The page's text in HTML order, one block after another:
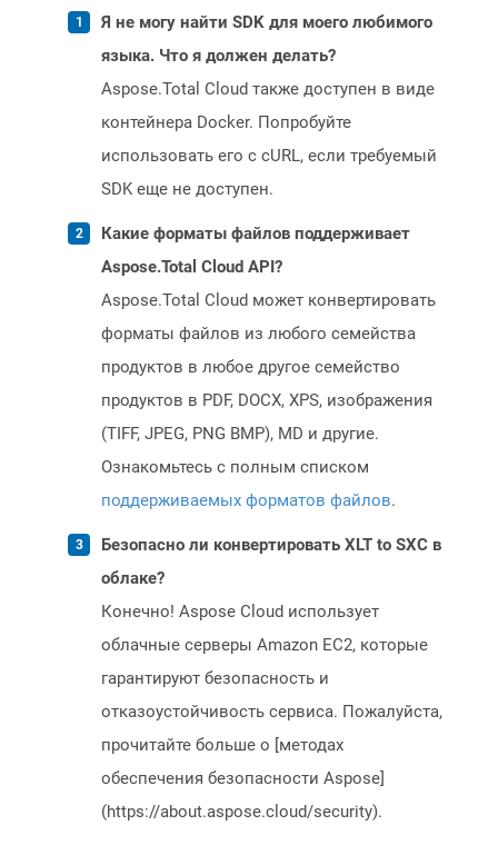
Я не могу найти SDK для моего любимого
языка. Что я должен делать?
Aspose.Total Cloud также доступен в виде
контейнера Docker. Попробуйте
использовать его с cURL, если требуемый
SDK еще не доступен.
Какие форматы файлов поддерживает
Aspose.Total Cloud API?
Aspose.Total Cloud может конвертировать
форматы файлов из любого семейства
продуктов в любое другое семейство
продуктов в PDF, DOCX, XPS, изображения
(TIFF, JPEG, PNG BMP), MD и другие.
Ознакомьтесь с полным списком
поддерживаемых форматов файлов.
Безопасно ли конвертировать XLT to SXC в
облаке?
Конечно! Aspose Cloud использует
облачные серверы Amazon EC2, которые
гарантируют безопасность и
отказоустойчивость сервиса. Пожалуйста,
прочитайте больше о [методах
обеспечения безопасности Aspose]
(https://about.aspose.cloud/security).